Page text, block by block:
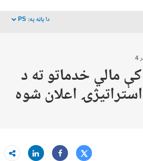
دا پاڼه په:PS
dropdown
مالي خدماتو ته د
اعلان شوه
Tweet
Share